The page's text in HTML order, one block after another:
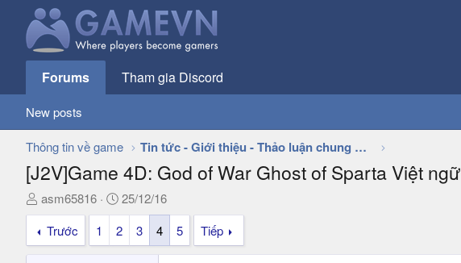
Forums Tham gia Discord
New posts
Thông tin về game Tin tức - Giới thiệu - Thảo luận chung về game
[J2V]Game 4D: God of War Ghost of Sparta Việt ngữ
T
h
e
asm65816
N
g
à
y
25/12/16
Trước
1 2 3 4 5 Tiếp